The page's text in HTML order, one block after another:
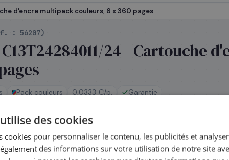
d'encre multipack couleurs, 6 x 360 pages
: 56207)
24 - Cartouche
Pack couleurs 0,0333 €/p. Garantie
le jour même — commandez avant 14hCoût par impression :
*
des cookies
cookies pour personnaliser le contenu, les publicités et
des informations sur votre utilisation de notre site